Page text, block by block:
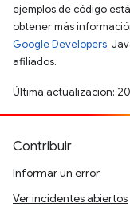
ejemplos de código
obtener más
Google Developers.
afiliados.
Última actualización:
Contribuir
Informar un error
Ver incidentes abiertos